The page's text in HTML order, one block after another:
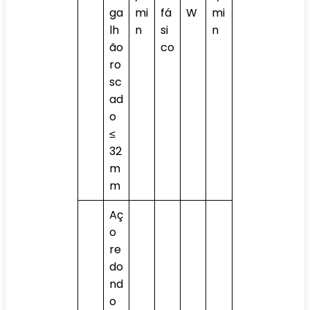
ga
lh
ão
ro
sc
ad
o
≤
32
m
m
mi
n
fá
si
co
W
mi
n
Aç
o
re
do
nd
o